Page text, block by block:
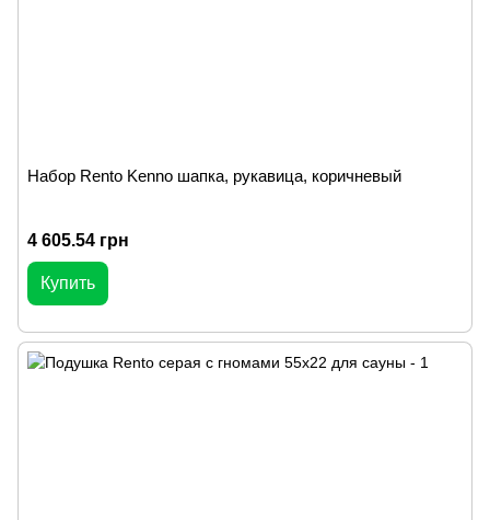
Набор Rento Kenno шапка, рукавица, коричневый
4 605.54 грн
Купить